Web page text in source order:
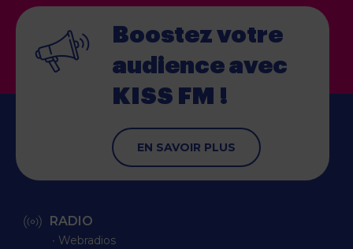
Boostez votre
audience avec
KISS FM !
EN SAVOIR PLUS
RADIO
∙ Webradios